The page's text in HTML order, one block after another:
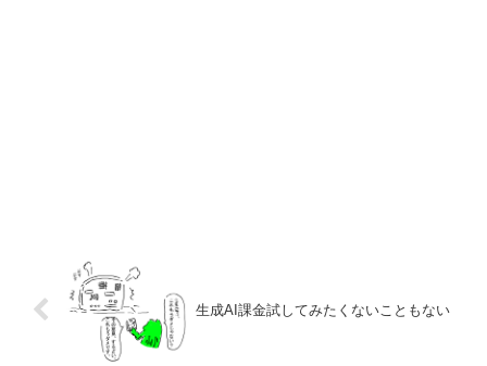
生成AI課金試してみたくないこともない